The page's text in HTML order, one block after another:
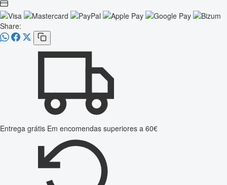
Share:
Entrega grátis Em encomendas superiores a 60€